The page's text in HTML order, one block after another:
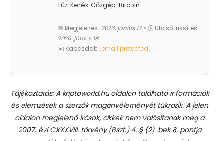
Tűz. Kerék. Gőzgép. Bitcoin.
📅 Megjelenés: 2026. június 17. • 🕓 Utolsó frissítés:
2026. június 18.
✉️ Kapcsolat:
[email protected]
Tájékoztatás: A kriptoworld.hu oldalon található információk
és elemzések a szerzők magánvéleményét tükrözik. A jelen
oldalon megjelenő írások, cikkek nem valósítanak meg a
2007. évi CXXXVIII. törvény (Bszt.) 4. § (2). bek 8. pontja